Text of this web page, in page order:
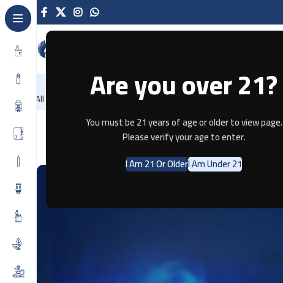
Are you over 21?
You must be 21 years of age or older to view page.
Please verify your age to enter.
I Am 21 Or OlderI Am Under 21
All Categories HomeRecently Arrived Offers BlogContact Us